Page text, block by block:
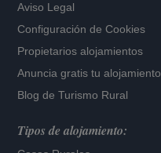
Aviso Legal
Configuración de Cookies
Propietarios alojamientos
Anuncia gratis tu alojamiento
Blog de Turismo Rural
Tipos de alojamiento: